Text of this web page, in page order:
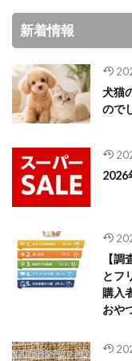
新着情報
犬猫
ので
2026
【
とフ
購入
おや